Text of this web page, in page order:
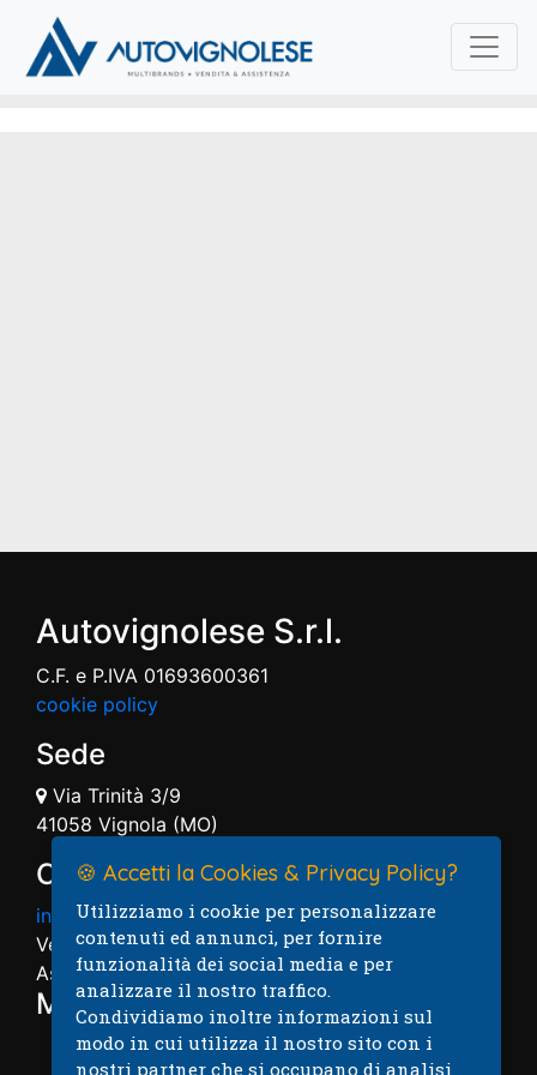
Autovignolese S.r.l.
C.F. e P.IVA 01693600361
cookie policy
Sede
Via Trinità 3/9
41058 Vignola (MO)
Contatti
info@autovignolese.it
Vendita: 059.7574004
Assistenza: 059.7574005
Mappa
🍪 Accetti la Cookies & Privacy Policy?
Utilizziamo i cookie per personalizzare
contenuti ed annunci, per fornire
funzionalità dei social media e per
analizzare il nostro traffico.
Condividiamo inoltre informazioni sul
modo in cui utilizza il nostro sito con i
nostri partner che si occupano di analisi